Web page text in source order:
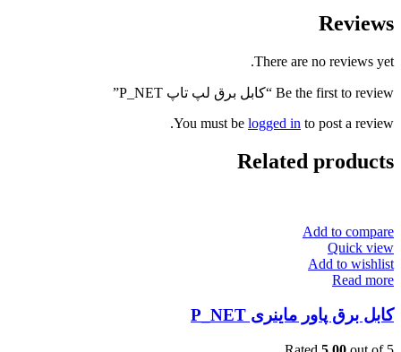
Reviews
There are no reviews yet.
Be the first to review “کابل برق لپ تاپ P_NET”
You must be logged in to post a review.
Related products
Add to compare
Quick view
Add to wishlist
Read more
کابل برق پاور ماینری P_NET